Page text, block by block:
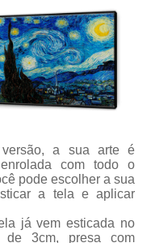
a sua arte é
com todo o
pode escolher a sua
a tela e aplicar
já vem esticada no
de 3cm, presa com